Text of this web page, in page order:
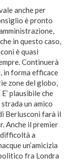
anche per
è pronto
in questo caso,
è quasi
Continuerà
in forma efficace
zone del globo,
plausibile che
un amico
Berlusconi farà il
Anche il premier
difficoltà a
un’amicizia
fra Londra